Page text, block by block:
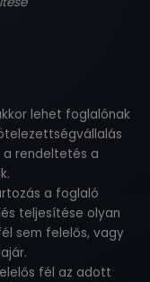
lehet foglalónak
a rendeltetés a
a foglaló
teljesítése olyan
sem felelős, vagy
fél az adott